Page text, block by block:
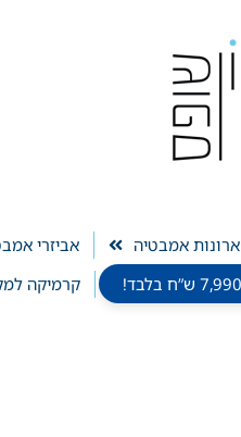
ארונות אמבטיה אביזרי
קרמיקה